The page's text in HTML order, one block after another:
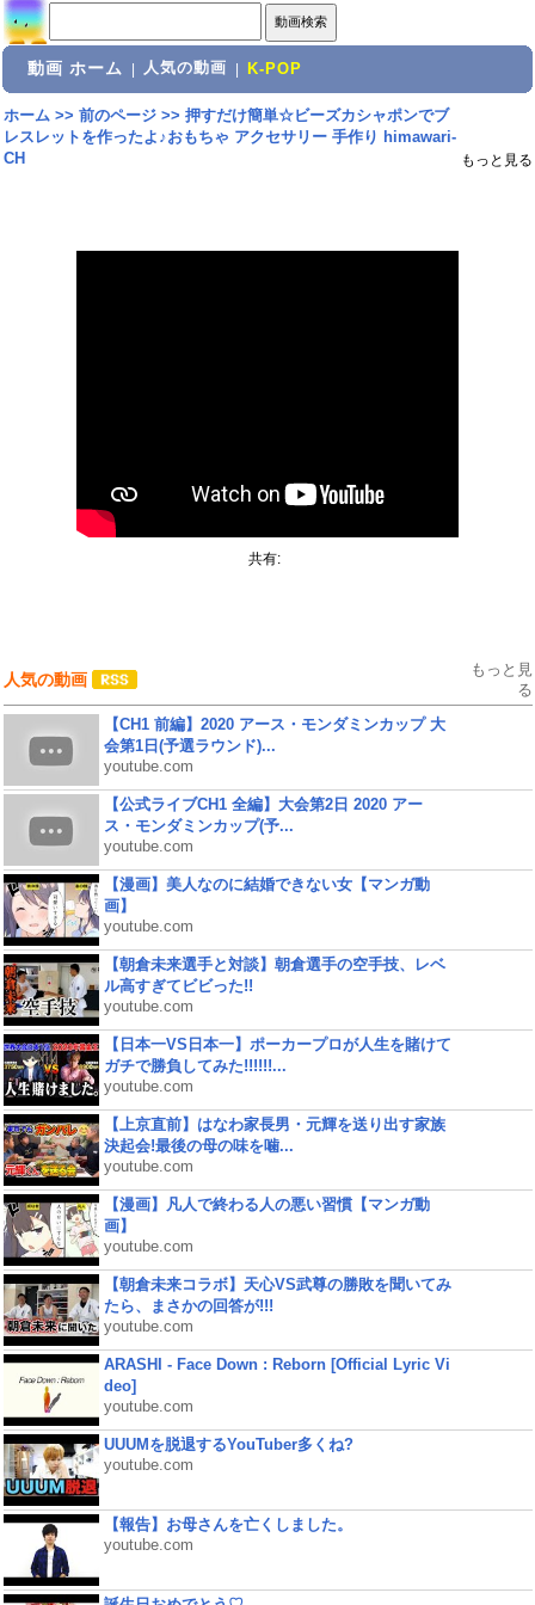
動画 ホーム 人気の動画 K-POP
ホーム>> 前のページ>> 押すだけ簡単☆ビーズカシャポンでブ
レスレットを作ったよ♪おもちゃ アクセサリー 手作り himawari-
CH
もっと見る
共有:
人気の動画
もっと見
る
【CH1 前編】2020 アース・モンダミンカップ 大
会第1日(予選ラウンド)...
youtube.com
【公式ライブCH1 全編】大会第2日 2020 アー
ス・モンダミンカップ(予...
youtube.com
【漫画】美人なのに結婚できない女【マンガ動
画】
youtube.com
【朝倉未来選手と対談】朝倉選手の空手技、レベ
ル高すぎてビビった!!
youtube.com
【日本一VS日本一】ポーカープロが人生を賭けて
ガチで勝負してみた!!!!!!...
youtube.com
【上京直前】はなわ家長男・元輝を送り出す家族
決起会!最後の母の味を噛...
youtube.com
【漫画】凡人で終わる人の悪い習慣【マンガ動
画】
youtube.com
【朝倉未来コラボ】天心VS武尊の勝敗を聞いてみ
たら、まさかの回答が!!!
youtube.com
ARASHI - Face Down : Reborn [Official Lyric Vi
deo]
youtube.com
UUUMを脱退するYouTuber多くね?
youtube.com
【報告】お母さんを亡くしました。
youtube.com